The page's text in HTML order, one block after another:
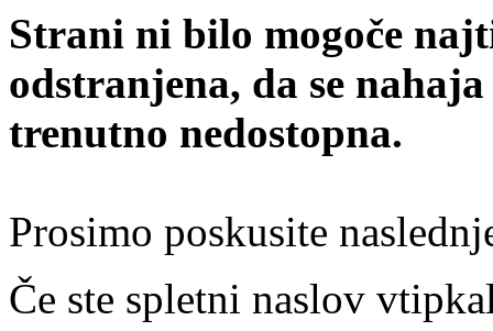
Strani ni bilo mogoče
odstranjena, da se
trenutno nedostopna.
Prosimo poskusite
Če ste spletni naslov